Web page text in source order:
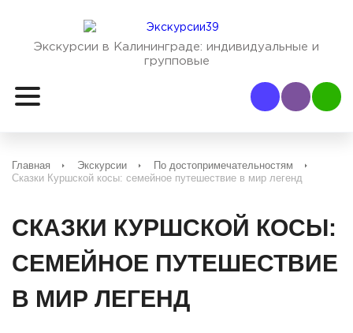
Экскурсии в Калининграде: индивидуальные и
групповые
Наш Viber
Наш
Главная Экскурсии
По достопримечательностям
Сказки Куршской косы: семейное путешествие в мир легенд
СКАЗКИ КУРШСКОЙ КОСЫ:
СЕМЕЙНОЕ ПУТЕШЕСТВИЕ
В МИР ЛЕГЕНД